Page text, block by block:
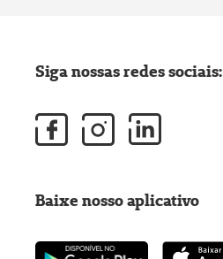
Siga nossas redes sociais:
Baixe nosso aplicativo